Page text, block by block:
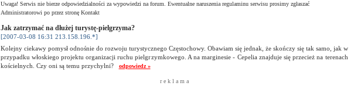
Uwaga! Serwis nie bierze odpowiedzialności za wypowiedzi na forum. Ewentualne naruszenia regulaminu serwisu prosimy zgłaszać
Administratorowi po przez stronę Kontakt
Jak zatrzymać na dłużej turystę-pielgrzyma?
[2007-03-08 16:31 213.158.196.*]
Kolejny ciekawy pomysł odnośnie do rozwoju turystycznego Częstochowy. Obawiam się jednak, że skończy się tak samo, jak w
przypadku włoskiego projektu organizacji ruchu pielgrzymkowego. A na marginesie - Cepelia znajduje się przecież na terenach
kościelnych. Czy oni są temu przychylni? odpowiedz »
r e k l a m a